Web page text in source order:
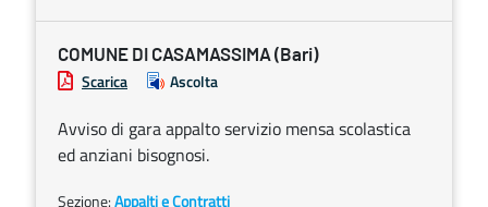
COMUNE DI CASAMASSIMA (Bari)
Scarica Ascolta
Avviso di gara appalto servizio mensa scolastica
ed anziani bisognosi.
Sezione:Appalti e Contratti